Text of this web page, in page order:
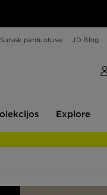
Surask parduotuvę JD Blog
Explore